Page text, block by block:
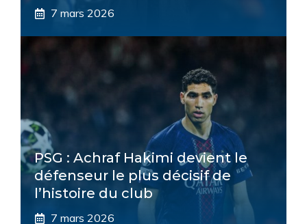
7 mars 2026
PSG : Achraf Hakimi devient le
défenseur le plus décisif de
l’histoire du club
7 mars 2026